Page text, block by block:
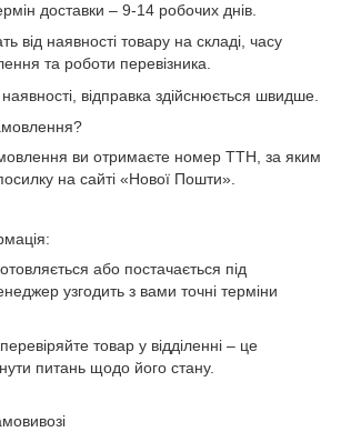
доставки – 9-14 робочих днів.
від наявності товару на складі, часу
та роботи перевізника.
відправка здійснюється швидше.
ви отримаєте номер ТТН, за яким
на сайті «Нової Пошти».
або постачається під
узгодить з вами точні терміни
товар у відділенні – це
питань щодо його стану.